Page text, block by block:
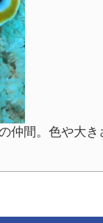
仲間。色や大